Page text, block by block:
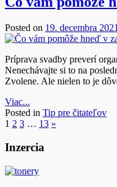
Posted on 19. decembra 2021
Príprava svadby preverí
Nenechávajte si to na
Zvolene. Ale nielen to je
Viac...
Posted in Tip pre čitateľov
1 2 3 … 13 »
Inzercia